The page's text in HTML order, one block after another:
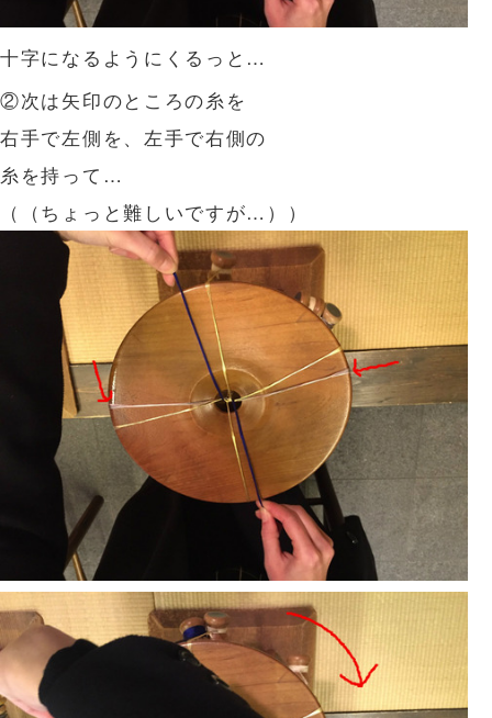
十字になるようにくるっと…
②次は矢印のところの糸を
右手で左側を、左手で右側の
糸を持って…
（（ちょっと難しいですが…））